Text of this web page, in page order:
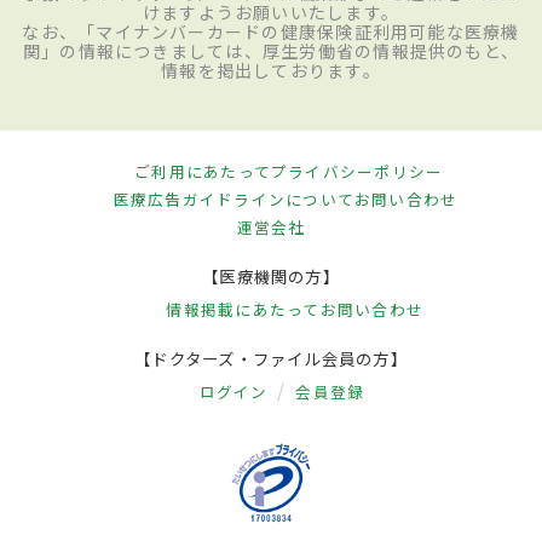
けますようお願いいたします。
なお、「マイナンバーカードの健康保険証利用可能な医療機
関」の情報につきましては、厚生労働省の情報提供のもと、
情報を掲出しております。
ご利用にあたってプライバシーポリシー
医療広告ガイドラインについてお問い合わせ
運営会社
【医療機関の方】
情報掲載にあたって お問い合わせ
【ドクターズ・ファイル会員の方】
ログイン 会員登録